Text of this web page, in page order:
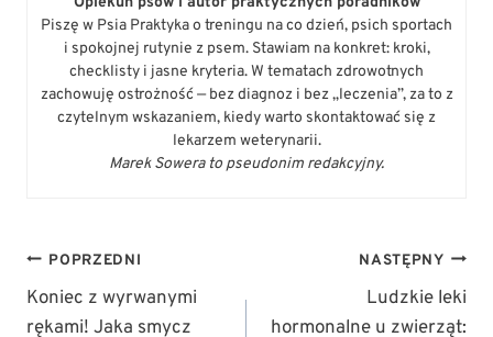
Piszę w Psia Praktyka o treningu na co dzień, psich sportach
i spokojnej rutynie z psem. Stawiam na konkret: kroki,
checklisty i jasne kryteria. W tematach zdrowotnych
zachowuję ostrożność — bez diagnoz i bez „leczenia”, za to z
czytelnym wskazaniem, kiedy warto skontaktować się z
lekarzem weterynarii.
Marek Sowera to pseudonim redakcyjny.
NAWIGACJA
WPISU
POPRZEDNI
Koniec z wyrwanymi
rękami! Jaka smycz
NASTĘPNY
Ludzkie leki
hormonalne u zwierząt: